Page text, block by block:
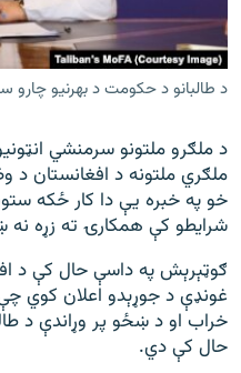
د طالبانو د حکومت د بهرنیو
د ملګرو ملتونو سرمنشي
ملګري ملتونه د افغانستان د
خو په خبره یې دا کار ځکه
شرایطو کې همکارۍ ته زړه
ګوټېرېش په داسې حال کې د
غونډې د جوړېدو اعلان کوي
خراب او د ښځو پر وړاندې د
حال کې دي.